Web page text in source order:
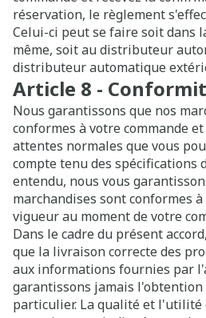
réservation, le règlement
Celui-ci peut se faire soit dans
même, soit au distributeur
distributeur automatique
Article 8 -
Nous garantissons que nos
conformes à votre commande
attentes normales que vous
compte tenu des spécifications
entendu, nous vous
marchandises sont conformes
vigueur au moment de votre
Dans le cadre du présent
que la livraison correcte des
aux informations fournies par
garantissons jamais
particulier. La qualité et